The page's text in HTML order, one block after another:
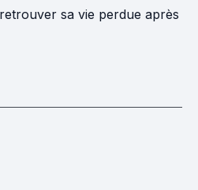
sa vie perdue après